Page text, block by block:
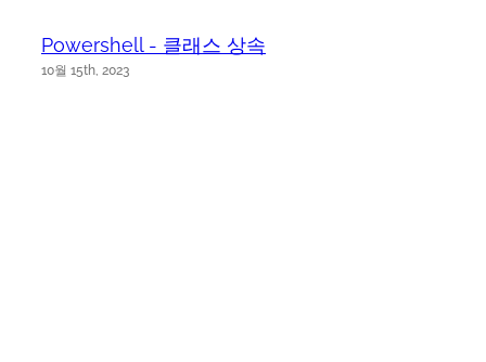
Powershell - 클래스 상속
10월 15th, 2023